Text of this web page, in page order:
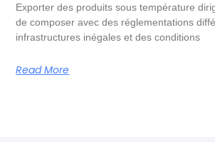
Exporter des produits sous température
de composer avec des réglementations
infrastructures inégales et des conditions
Read More